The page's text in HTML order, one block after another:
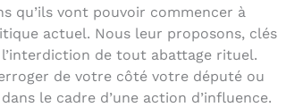
qu’ils vont pouvoir commencer à
actuel. Nous leur proposons, clés
de tout abattage rituel.
de votre côté votre député ou
le cadre d’une action d’influence.